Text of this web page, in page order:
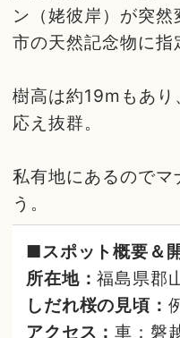
ン（姥彼岸）が突
市の天然記念物に指
樹高は約19mもあり
応え抜群。
私有地にあるのでマ
う。
■スポット概要＆
所在地：福島県郡
しだれ桜の見頃：
アクセス：車：磐